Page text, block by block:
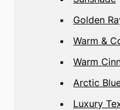
Golden
Warm &
Warm
Arctic
Luxury